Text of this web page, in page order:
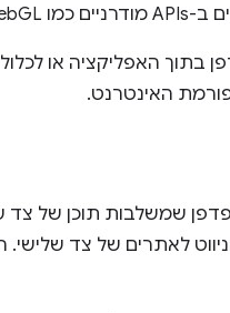
האינטרנט.
לאתרים של צד שלישי.